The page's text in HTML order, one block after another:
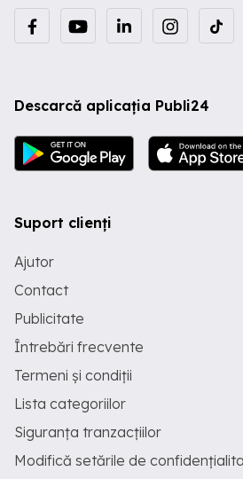
Descarcă aplicația Publi24
Suport clienți
Ajutor
Contact
Publicitate
Întrebări frecvente
Termeni și condiții
Lista categoriilor
Siguranța tranzacțiilor
Modifică setările de